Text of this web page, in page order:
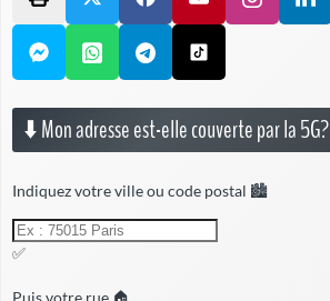
⬇️ Mon adresse est-elle couverte par la 5G?
Indiquez votre ville ou code postal 🏙️
✅